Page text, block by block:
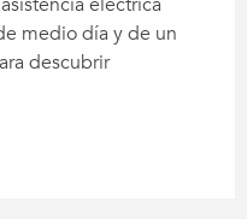
medio día y de un
descubrir